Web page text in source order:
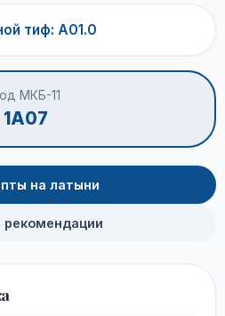
тиф: A01.0
МКБ-11
1A07
на латыни
рекомендации